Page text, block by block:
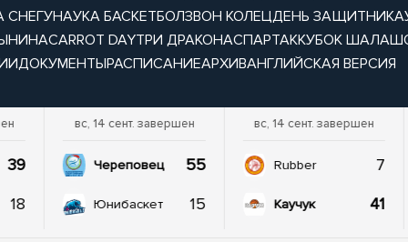
СНЕГУНАУКА БАСКЕТБОЛЗВОН КОЛЕЦДЕНЬ ЗАЩИТНИКА
CARROT DAYТРИ ДРАКОНАСПАРТАККУБОК
ДОКУМЕНТЫРАСПИСАНИЕАРХИВАНГЛИЙСКАЯ ВЕРСИЯ
39
18
вс, 14 сент. завершен
Череповец 55
Юнибаскет 15
вс, 14 сент. завершен
Rubber 7
Каучук 41